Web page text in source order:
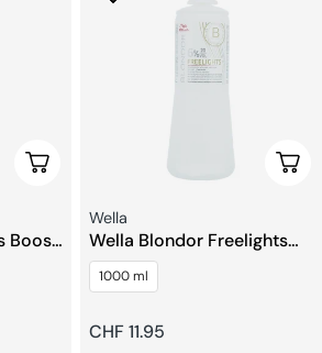
Ajouter Au Panier
Boost
Fournisseur:
Wella
Wella Blondor Freelights
Développeurs
1000 ml
Prix
CHF 11.95